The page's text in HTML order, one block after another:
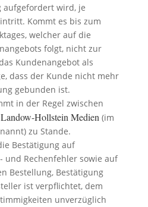
aufgefordert wird, je
Kommt es bis zum
welcher auf die
folgt, nicht zur
Kundenangebot als
dass der Kunde nicht mehr
gebunden ist.
in der Regel zwischen
Landow-Hollstein Medien(im
zu Stande.
Bestätigung auf
und Rechenfehler sowie auf
Bestellung, Bestätigung
ist verpflichtet, dem
unverzüglich